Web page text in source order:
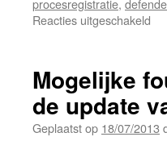
procesregistratie,
Reacties uitgeschakeld
Mogelijke
de update
Geplaatst op 18/07/2013